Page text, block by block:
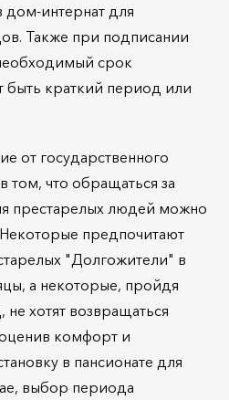
дом-интернат для
Также при подписании
срок
краткий период или
от государственного
том, что обращаться за
престарелых людей можно
предпочитают
"Долгожители" в
а некоторые, пройдя
хотят возвращаться
комфорт и
в пансионате для
выбор периода